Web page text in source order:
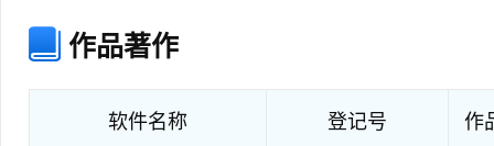
作品著作
软件名称 登记号 作